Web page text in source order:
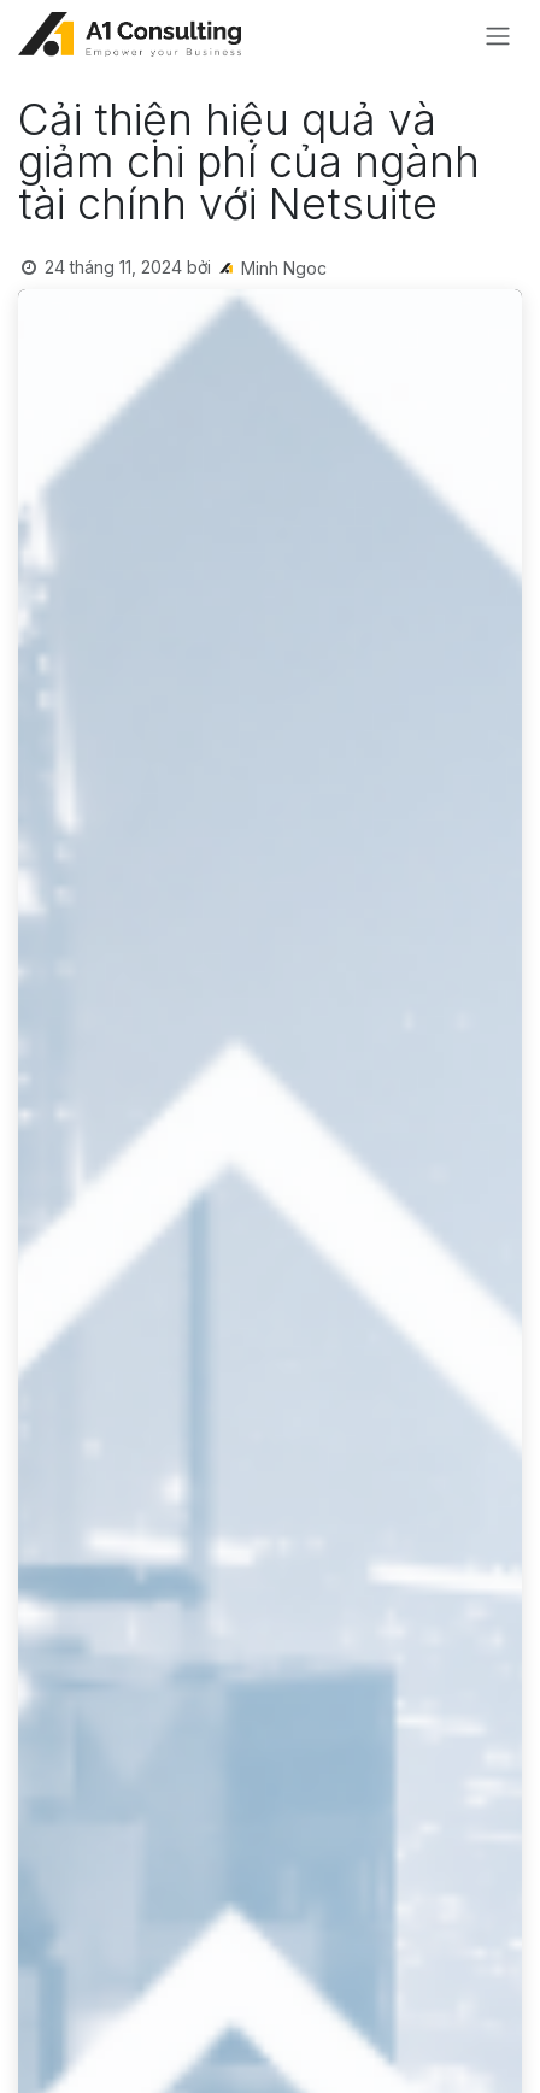
Bỏ qua để đến Nội dung
Cải thiện hiệu quả và
giảm chi phí của ngành
tài chính với Netsuite
24 tháng 11, 2024 bởi Minh Ngoc